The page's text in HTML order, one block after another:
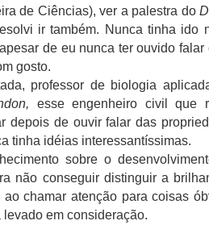
de Ciências), ver a palestra do
ir também. Nunca tinha ido
de eu nunca ter ouvido
gosto.
professor de biologia
esse engenheiro civil que
depois de ouvir falar das
tinha idéias interessantíssimas.
sobre o
não conseguir distinguir a
ao chamar atenção para coisas
em consideração.